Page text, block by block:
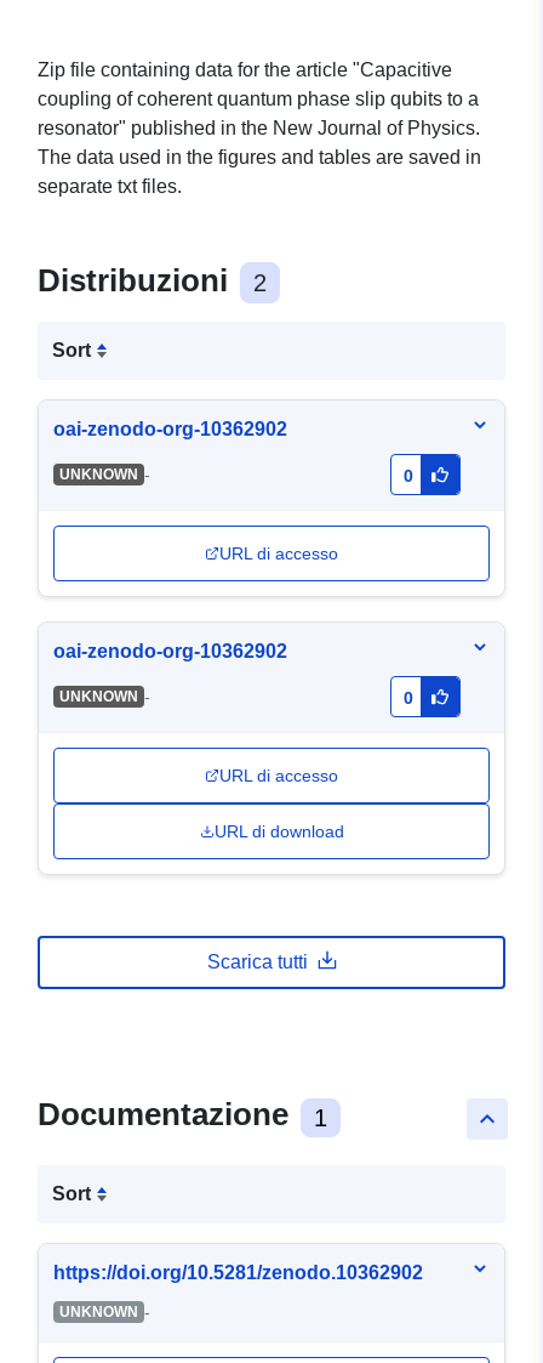
Zip file containing data for the article "Capacitive
coupling of coherent quantum phase slip qubits to a
resonator" published in the New Journal of Physics.
The data used in the figures and tables are saved in
separate txt files.
Distribuzioni 2
Sort
oai-zenodo-org-10362902
UNKNOWN - 0
URL di accesso
oai-zenodo-org-10362902
UNKNOWN - 0
URL di accesso
URL di download
Scarica tutti
keyboard_arrow_up
Documentazione 1
Sort
https://doi.org/10.5281/zenodo.10362902
UNKNOWN -